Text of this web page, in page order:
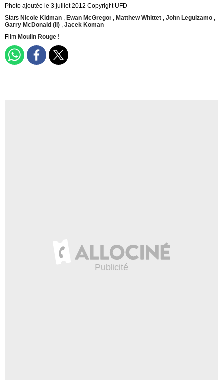
Photo ajoutée le 3 juillet 2012 Copyright UFD
Stars Nicole Kidman , Ewan McGregor , Matthew Whittet , John Leguizamo ,
Garry McDonald (II) , Jacek Koman
Film Moulin Rouge !